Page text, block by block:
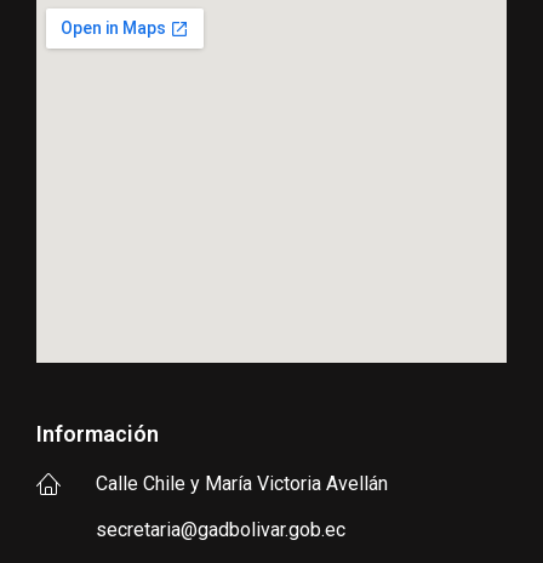
Información
Calle Chile y María Victoria Avellán
secretaria@gadbolivar.gob.ec